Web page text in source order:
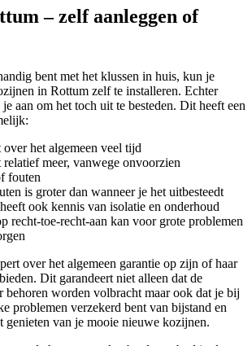
– zelf aanleggen of
bent met het klussen in huis, kun je
in Rottum zelf te installeren. Echter
aan om het toch uit te besteden. Dit heeft een
het algemeen veel tijd
meer, vanwege onvoorzien
fouten
is groter dan wanneer je het uitbesteedt
ook kennis van isolatie en onderhoud
recht-toe-recht-aan kan voor grote problemen
over het algemeen garantie op zijn of haar
Dit garandeert niet alleen dat de
behoren worden volbracht maar ook dat je bij
problemen verzekerd bent van bijstand en
genieten van je mooie nieuwe kozijnen.